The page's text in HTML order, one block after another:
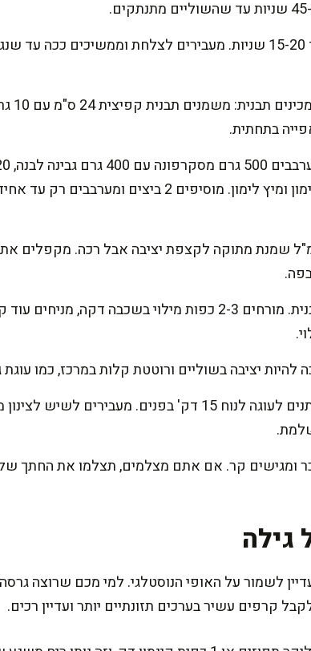
הופכים וממשיכים: הופכים בעדינות ומטגנים עוד 15-20 שניות. מעבירים לצלחת
בתחתית.
גרם אינסטנט פודינג, 15 גרם קורנפלור, גרידת לימון ומיץ לימון.
שמנת: בקערה נפרדת מקציפים 250 מ"ל שמנת מתוקה לקצפת יציבה אבל
מרכיבים שכבות: מניחים קרפ אחד בתחתית התבנית. מורחים 2-3 כפות מילוי
מצננים נכון: מכבים תנור, פותחים דלת לחריץ ונותנים לעוגה לנוח 15 דק'
ומגישים קר. אם אתם מצלמים, תצלמו את החתך של
גילה
לשמור על האופי הנוסטלגי. למי מכם שרוצה גרסה